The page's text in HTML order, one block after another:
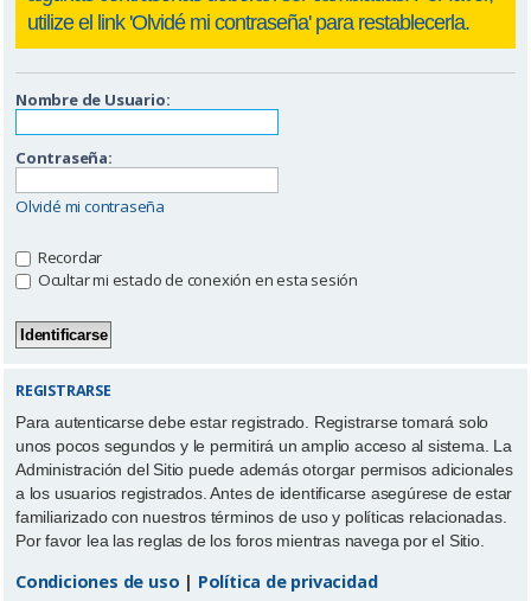
Nombre de Usuario:
Contraseña:
Olvidé mi contraseña
Recordar
Ocultar mi estado de conexión en esta sesión
REGISTRARSE
Para autenticarse debe estar registrado. Registrarse tomará solo
unos pocos segundos y le permitirá un amplio acceso al sistema. La
Administración del Sitio puede además otorgar permisos adicionales
a los usuarios registrados. Antes de identificarse asegúrese de estar
familiarizado con nuestros términos de uso y políticas relacionadas.
Por favor lea las reglas de los foros mientras navega por el Sitio.
Condiciones de uso | Política de privacidad